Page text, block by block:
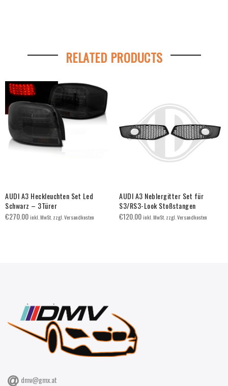
RELATED PRODUCTS
AUDI A3 Heckleuchten Set Led
Schwarz – 3Türer
€270.00inkl. MwSt. zzgl. Versandkosten
AUDI A3 Neblergitter Set für
S3/RS3-Look Stoßstangen
€120.00inkl. MwSt. zzgl. Versandkosten
dmv@gmx.at